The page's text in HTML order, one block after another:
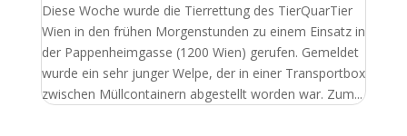
Diese Woche wurde die Tierrettung des TierQuarTier
Wien in den frühen Morgenstunden zu einem Einsatz in
der Pappenheimgasse (1200 Wien) gerufen. Gemeldet
wurde ein sehr junger Welpe, der in einer Transportbox
zwischen Müllcontainern abgestellt worden war. Zum...